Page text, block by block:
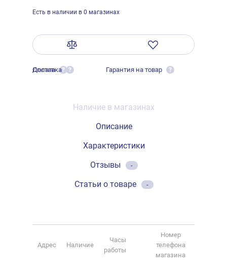
Есть в наличии в 0 магазинах
Оплата ?
Доставка ? Гарантия на товар ?
Наличие в магазинах
Описание
Характеристики
Отзывы
-
Статьи о товаре -
Адрес Наличие
Часы
работы
Номер
телефона
магазина